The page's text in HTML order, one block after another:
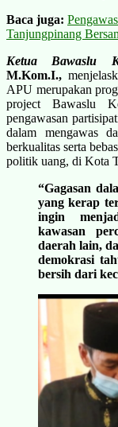
Baca juga:
Tanjungpinang
Ketua Bawaslu
M.Kom.I.,
APU merupakan
project Bawaslu
pengawasan
dalam mengawas
berkualitas serta
politik uang, di Kota
“Gagasan
yang kerap
ingin
kawasan
daerah lain,
demokrasi
bersih dari